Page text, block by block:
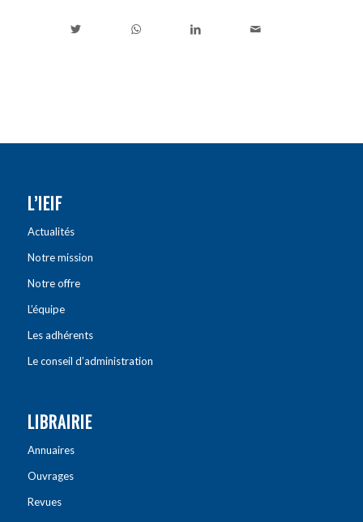
L’IEIF
Actualités
Notre mission
Notre offre
L’équipe
Les adhérents
Le conseil d’administration
LIBRAIRIE
Annuaires
Ouvrages
Revues